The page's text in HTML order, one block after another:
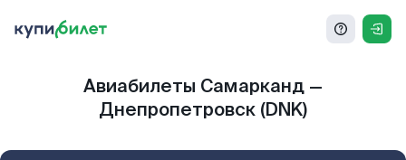
Авиабилеты Самарканд —
Днепропетровск (DNK)